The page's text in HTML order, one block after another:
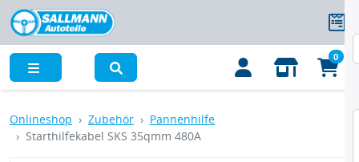
0
Onlineshop Zubehör
Pannenhilfe
Starthilfekabel SKS 35qmm 480A